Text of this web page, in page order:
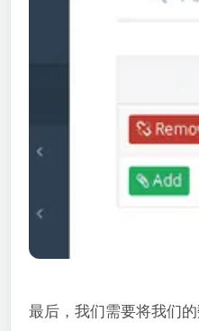
最后，我们需要将我们